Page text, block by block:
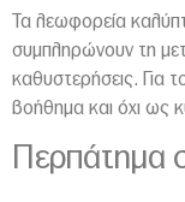
Τα λεωφορεία
συμπληρώνουν τη
καθυστερήσεις. Για
βοήθημα και όχι ως
Περπάτημα